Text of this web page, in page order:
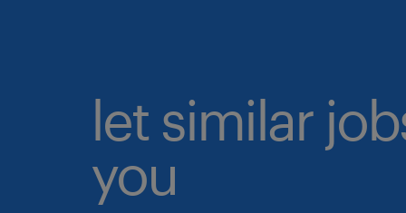
let similar
you